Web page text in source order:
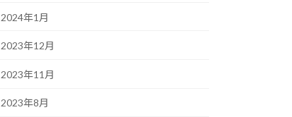
2024年1月
2023年12月
2023年11月
2023年8月